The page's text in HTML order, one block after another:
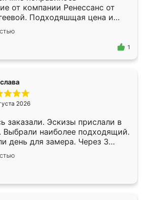
от компании Ренессанс от
Подходяшщая цена и
изготовления. Приехавший
сотрудник Владислав
моему эскизу самый
1
2026
заказали. Эскизы прислали в
Выбрали наиболее подходящий.
день для замера. Через 3
была уже готова. Остались
Спасибо Ренессанс
работу!